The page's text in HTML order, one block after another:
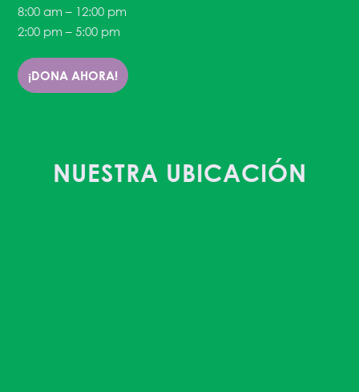
8:00 am – 12:00 pm
2:00 pm – 5:00 pm
¡DONA AHORA!
NUESTRA UBICACIÓN